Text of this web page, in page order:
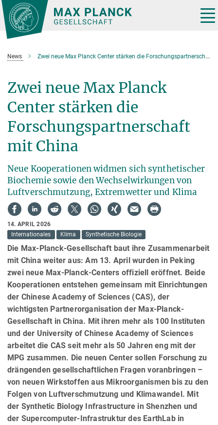
Hauptinhalt
News Zwei neue Max Planck Center stärken die Forschungspartnerschaft mit China
Zwei neue Max Planck
Center stärken die
Forschungspartnerschaft
mit China
Neue Kooperationen widmen sich synthetischer
Biochemie sowie den Wechselwirkungen von
Luftverschmutzung, Extremwetter und Klima
14. APRIL 2026
Internationales
Klima Synthetische Biologie
Die Max-Planck-Gesellschaft baut ihre Zusammenarbeit
mit China weiter aus: Am 13. April wurden in Peking
zwei neue Max-Planck-Centers offiziell eröffnet. Beide
Kooperationen entstehen gemeinsam mit Einrichtungen
der Chinese Academy of Sciences (CAS), der
wichtigsten Partnerorganisation der Max-Planck-
Gesellschaft in China. Mit ihren mehr als 100 Instituten
und der University of Chinese Academy of Sciences
arbeitet die CAS seit mehr als 50 Jahren eng mit der
MPG zusammen. Die neuen Center sollen Forschung zu
drängenden gesellschaftlichen Fragen voranbringen –
von neuen Wirkstoffen aus Mikroorganismen bis zu den
Folgen von Luftverschmutzung und Klimawandel. Mit
der Synthetic Biology Infrastructure in Shenzhen und
der Supercomputer-Infrastruktur des EarthLab in